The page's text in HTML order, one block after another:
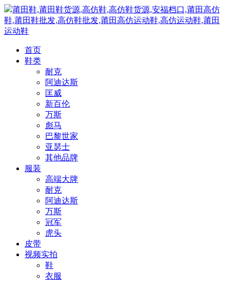
莆田鞋,莆田鞋货源,高仿鞋,高仿鞋货源,安福档口,莆田高仿
鞋,莆田鞋批发,高仿鞋批发,莆田高仿运动鞋,高仿运动鞋,莆田
运动鞋
首页
鞋类
耐克
阿迪达斯
匡威
新百伦
万斯
彪马
巴黎世家
亚瑟士
其他品牌
服装
高端大牌
耐克
阿迪达斯
万斯
冠军
虎头
皮带
视频实拍
鞋
衣服